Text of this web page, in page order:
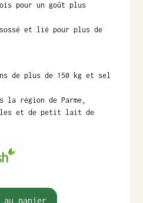
pour un goût plus
et lié pour plus de
de plus de 150 kg et sel
la région de Parme,
et de petit lait de
au panier